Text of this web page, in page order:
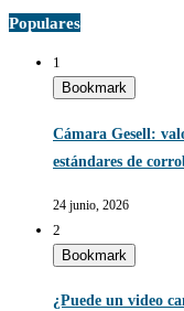
Populares
1
Bookmark
Cámara Gesell:
estándares de
24 junio, 2026
2
Bookmark
¿Puede un video